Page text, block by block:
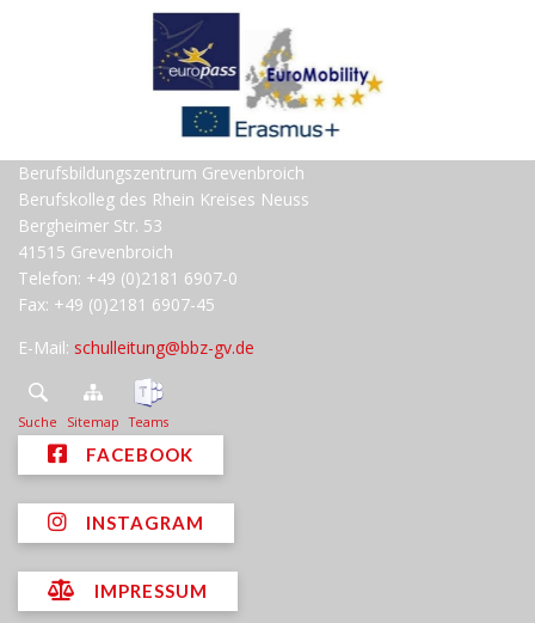
Berufsbildungszentrum Grevenbroich
Berufskolleg des Rhein Kreises Neuss
Bergheimer Str. 53
41515 Grevenbroich
Telefon: +49 (0)2181 6907-0
Fax: +49 (0)2181 6907-45
E-Mail: schulleitung@bbz-gv.de
Suche Sitemap Teams
FACEBOOK
INSTAGRAM
IMPRESSUM